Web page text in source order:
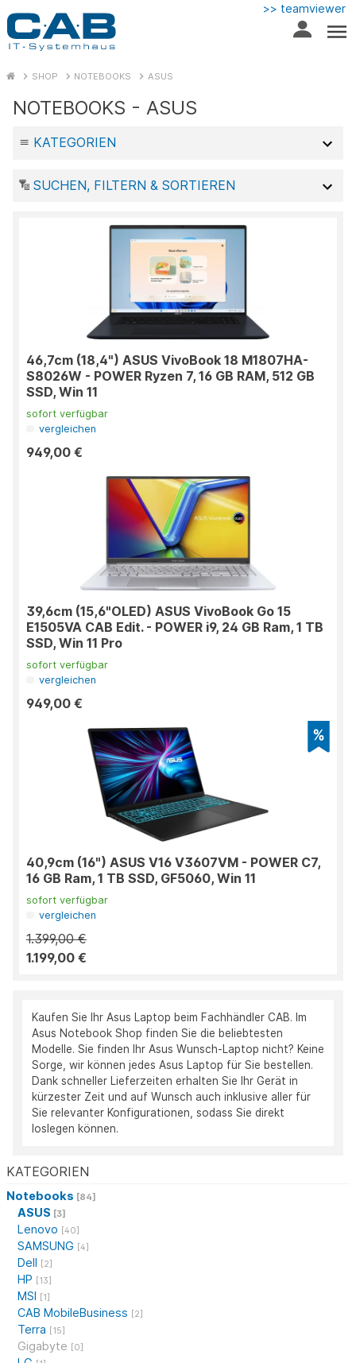
>> teamviewer
SHOP NOTEBOOKS ASUS
KATEGORIEN
Notebooks [84]
ASUS [3]
Lenovo [40]
SAMSUNG [4]
Dell [2]
HP [13]
MSI [1]
CAB MobileBusiness [2]
Terra [15]
Gigabyte [0]
NOTEBOOKS - ASUS
KATEGORIEN
SUCHEN, FILTERN & SORTIEREN
46,7cm (18,4") ASUS VivoBook 18 M1807HA-
S8026W - POWER Ryzen 7, 16 GB RAM, 512 GB
SSD, Win 11
sofort verfügbar
vergleichen
949,00 €
39,6cm (15,6"OLED) ASUS VivoBook Go 15
E1505VA CAB Edit. - POWER i9, 24 GB Ram, 1 TB
SSD, Win 11 Pro
sofort verfügbar
vergleichen
949,00 €
40,9cm (16") ASUS V16 V3607VM - POWER C7,
16 GB Ram, 1 TB SSD, GF5060, Win 11
sofort verfügbar
vergleichen
1.399,00 €
1.199,00 €
Kaufen Sie Ihr Asus Laptop beim Fachhändler CAB. Im
Asus Notebook Shop finden Sie die beliebtesten
Modelle. Sie finden Ihr Asus Wunsch-Laptop nicht? Keine
Sorge, wir können jedes Asus Laptop für Sie bestellen.
Dank schneller Lieferzeiten erhalten Sie Ihr Gerät in
kürzester Zeit und auf Wunsch auch inklusive aller für
Sie relevanter Konfigurationen, sodass Sie direkt
loslegen können.